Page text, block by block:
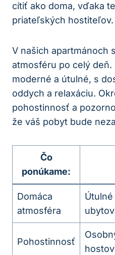
cítiť ako doma, vďaka
priateľských hostiteľov.
V našich apartmánoch
atmosféru po celý
moderné a útulné, s
oddych a relaxáciu.
pohostinnosť a
že váš pobyt bude
Čo
ponúkame:
Domáca
atmosféra
Pohostinnosť